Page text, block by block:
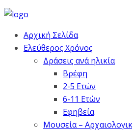
Αρχική Σελίδα
Ελεύθερος Χρόνος
Δράσεις ανά ηλικία
Βρέφη
2-5 Ετών
6-11 Ετών
Εφηβεία
Μουσεία –